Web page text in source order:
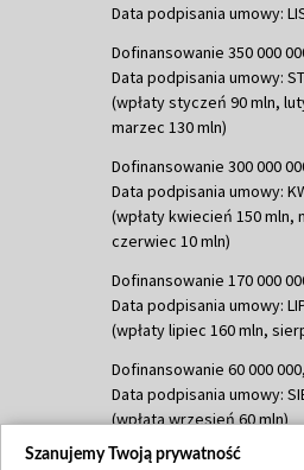
Data podpisania umowy:
Dofinansowanie 350 000
Data podpisania umowy:
(wpłaty styczeń 90 mln,
marzec 130 mln)
Dofinansowanie 300 000
Data podpisania umowy:
(wpłaty kwiecień 150 mln,
czerwiec 10 mln)
Dofinansowanie 170 000
Data podpisania umowy:
(wpłaty lipiec 160 mln,
Dofinansowanie 60 000
Data podpisania umowy:
(wpłata wrzesień 60 mln)
Dofinansowanie 635 783
Szanujemy Twoją prywatność